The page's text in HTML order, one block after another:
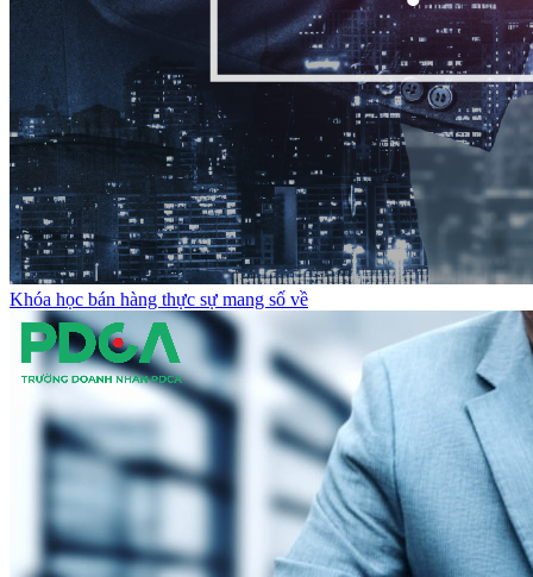
Khóa học bán hàng thực sự mang số về